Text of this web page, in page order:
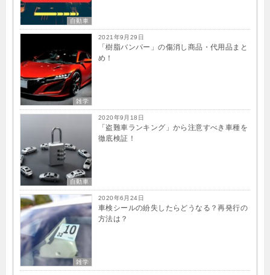
自動車
雑学
2021年9月29日
「樹脂バンパー」の傷消し商品・代用品まと
め！
自動車
2020年9月18日
「盗難車ランキング」から注意すべき車種を
徹底検証！
雑学
2020年6月24日
車検シールの紛失したらどうなる？再発行の
方法は？